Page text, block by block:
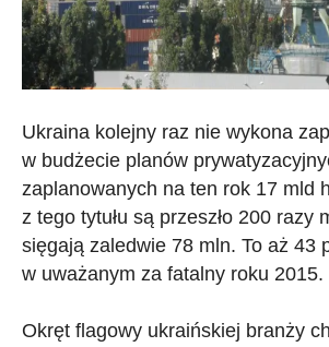
Ukraina kolejny raz nie wykona
w budżecie planów
zaplanowanych na ten rok 17 mld
z tego tytułu są przeszło 200 razy
sięgają zaledwie 78 mln. To aż 43
w uważanym za fatalny roku 2015.
Okręt flagowy ukraińskiej branży